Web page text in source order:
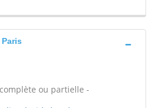
ou partielle -